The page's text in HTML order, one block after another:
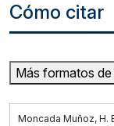
Cómo citar
Más formatos
Moncada Muñoz, H.